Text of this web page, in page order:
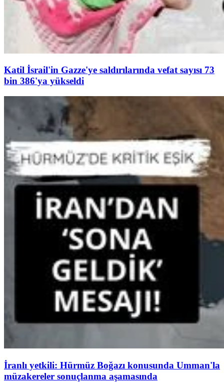
Katil İsrail'in Gazze'ye saldırılarında vefat sayısı 73
bin 386'ya yükseldi
İranlı yetkili: Hürmüz Boğazı konusunda Umman'la
müzakereler sonuçlanma aşamasında